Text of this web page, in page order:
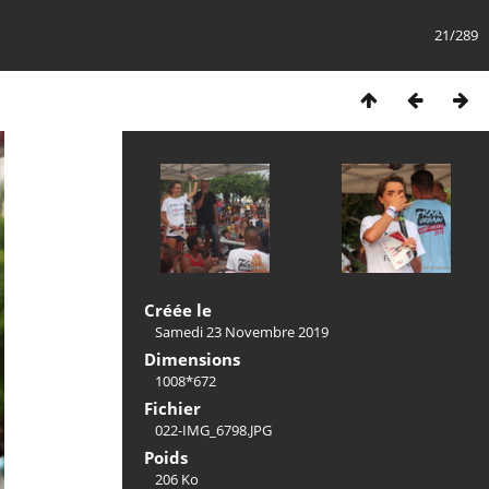
21/289
Créée le
Samedi 23 Novembre 2019
Dimensions
1008*672
Fichier
022-IMG_6798.JPG
Poids
206 Ko